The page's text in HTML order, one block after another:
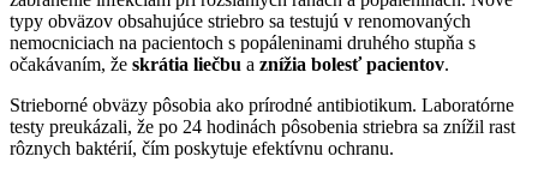
typy obväzov obsahujúce striebro sa testujú v renomovaných
nemocniciach na pacientoch s popáleninami druhého stupňa s
očakávaním, že skrátia liečbu a znížia bolesť pacientov.
Strieborné obväzy pôsobia ako prírodné antibiotikum. Laboratórne
testy preukázali, že po 24 hodinách pôsobenia striebra sa znížil rast
rôznych baktérií, čím poskytuje efektívnu ochranu.